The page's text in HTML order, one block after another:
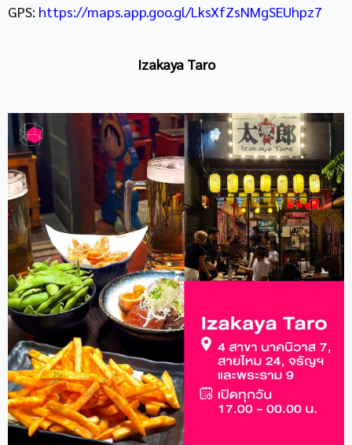
GPS: https://maps.app.goo.gl/LksXfZsNMgSEUhpz7
Izakaya Taro